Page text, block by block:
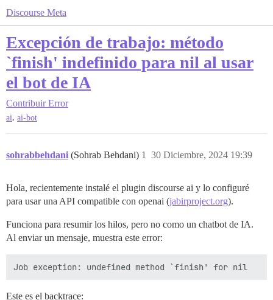
Discourse Meta
Excepción de trabajo: método
`finish' indefinido para nil al usar
el bot de IA
Contribuir Error
ai, ai-bot
sohrabbehdani (Sohrab Behdani) 30 Diciembre, 2024 19:39
1
Hola, recientemente instalé el plugin discourse ai y lo configuré
para usar una API compatible con openai (jabirproject.org).
Funciona para resumir los hilos, pero no como un chatbot de IA.
Al enviar un mensaje, muestra este error:
Este es el backtrace: